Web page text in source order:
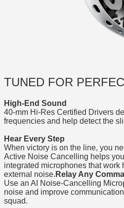
TUNED FOR
High-End Sound
40-mm Hi-Res Certified Drivers
frequencies and help detect the
Hear Every Step
When victory is on the line, you
Active Noise Cancelling helps
integrated microphones that work
external noise. Relay Any
Use an AI Noise-Cancelling
noise and improve
squad.